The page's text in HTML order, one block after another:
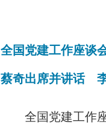
全国党建工作座谈
蔡奇出席并讲话　
全国党建工作座